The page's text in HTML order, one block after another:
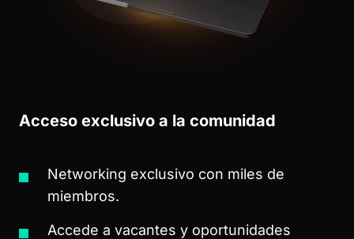
COMUNIDAD DE STARTUPS
Acceso exclusivo a la comunidad
Networking exclusivo con miles de
miembros.
Accede a vacantes y oportunidades